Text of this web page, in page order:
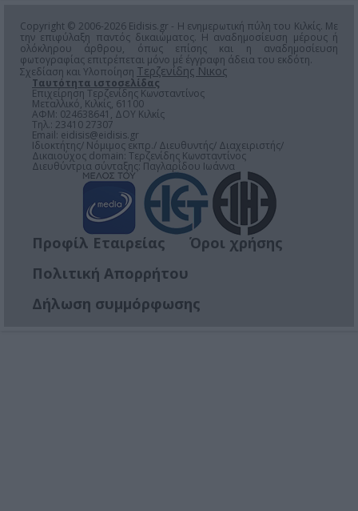
Copyright © 2006-2026 Eidisis.gr - Η ενημερωτική πύλη του Κιλκίς. Με
την επιφύλαξη παντός δικαιώματος. Η αναδημοσίευση μέρους ή
ολόκληρου άρθρου, όπως επίσης και η αναδημοσίευση
φωτογραφίας επιτρέπεται μόνο μέ έγγραφη άδεια του εκδότη.
Σχεδίαση και Υλοποίηση Τερζενίδης Νικος
Ταυτότητα ιστοσελίδας
Επιχείρηση Τερζενίδης Κωνσταντίνος
Μεταλλικό, Κιλκίς, 61100
ΑΦΜ: 024638641, ΔΟΥ Κιλκίς
Τηλ.: 23410 27307
Email: eidisis@eidisis.gr
Ιδιοκτήτης/ Νόμιμος εκπρ./ Διευθυντής/ Διαχειριστής/
Δικαιούχος domain: Τερζενίδης Κωνσταντίνος
Διευθύντρια σύνταξης: Παγλαρίδου Ιωάννα
Προφίλ Εταιρείας
Όροι χρήσης
Πολιτική Απορρήτου
Δήλωση συμμόρφωσης